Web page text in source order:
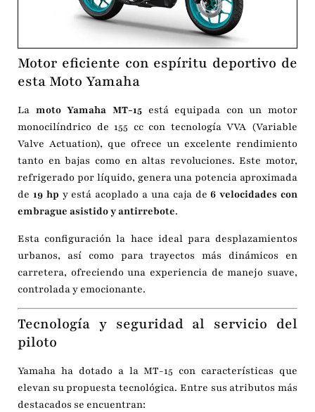
Motor eficiente con espíritu deportivo de
esta Moto Yamaha
La moto Yamaha MT-15está equipada con un motor
monocilíndrico de 155 cc con tecnología VVA (Variable
Valve Actuation), que ofrece un excelente rendimiento
tanto en bajas como en altas revoluciones. Este motor,
refrigerado por líquido, genera una potencia aproximada
de 19 hp y está acoplado a una caja de6 velocidades con
embrague asistido y antirrebote.
Esta configuración la hace ideal para desplazamientos
urbanos, así como para trayectos más dinámicos en
carretera, ofreciendo una experiencia de manejo suave,
controlada y emocionante.
Tecnología y seguridad al servicio del
piloto
Yamaha ha dotado a la MT-15 con características que
elevan su propuesta tecnológica. Entre sus atributos más
destacados se encuentran: